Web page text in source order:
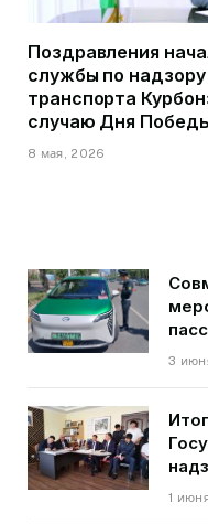
Поздравления
службы по
транспорта
случаю Дня
8 мая, 2026
3
1